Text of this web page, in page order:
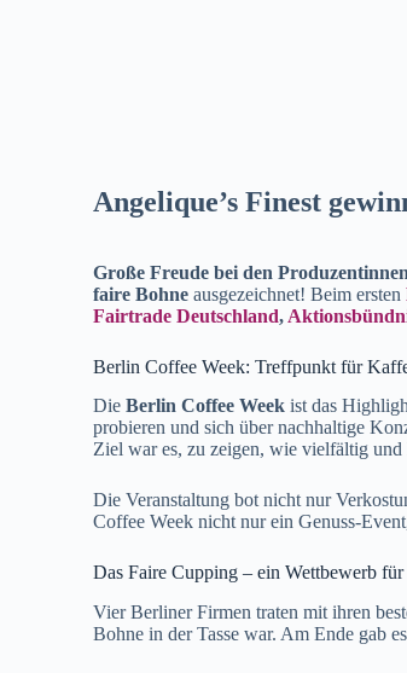
Angelique’s Finest
Große Freude bei den
faire Bohne ausgezeichnet! Beim ersten
Fairtrade Deutschland,
Berlin Coffee Week: Treffpunkt für
DieBerlin Coffee Week ist das
probieren und sich über nachhaltige
Ziel war es, zu zeigen, wie vielfältig
Die Veranstaltung bot nicht nur
Coffee Week nicht nur ein Genuss-
Das Faire Cupping – ein Wettbewerb für
Vier Berliner Firmen traten mit ihren
Bohne in der Tasse war. Am Ende gab